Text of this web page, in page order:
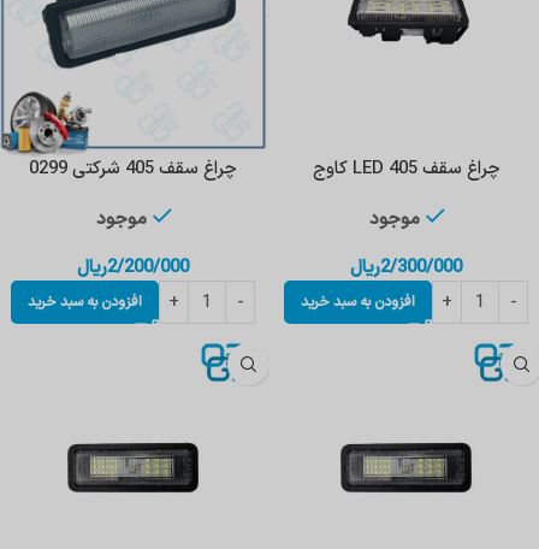
چراغ سقف 405 LED کاوج
موجود
2/300/000ریال
افزودن به سبد خرید
چراغ‌ سقف‌ 405 شرکتی 0299
موجود
2/200/000ریال
افزودن به سبد خرید